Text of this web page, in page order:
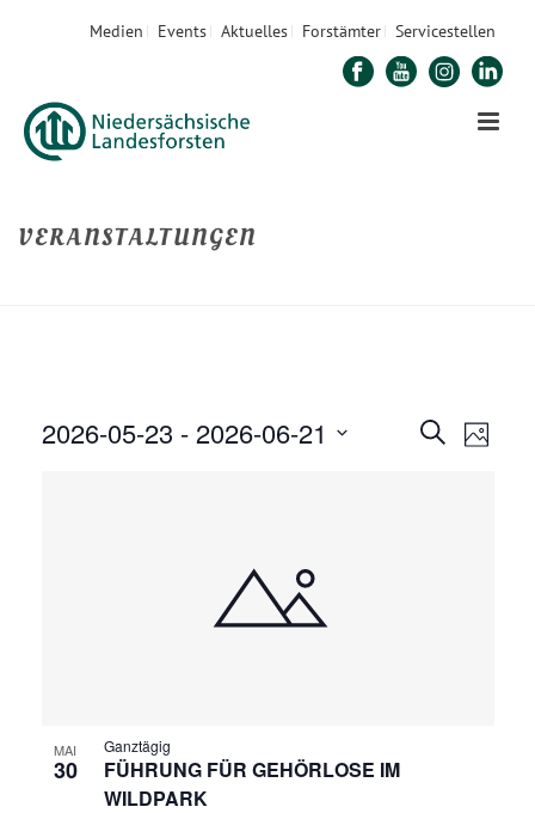
Medien Events Aktuelles Forstämter Servicestellen
VERANSTALTUNGEN
V
Suche V
Foto
2026-05-23 - 2026-06-21
MAI
30
Ganztägig
FÜHRUNG FÜR GEHÖRLOSE IM
WILDPARK